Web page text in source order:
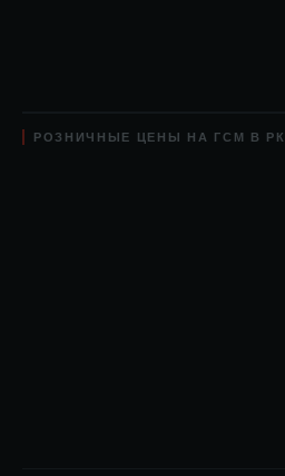
РОЗНИЧНЫЕ ЦЕНЫ НА ГСМ В РК